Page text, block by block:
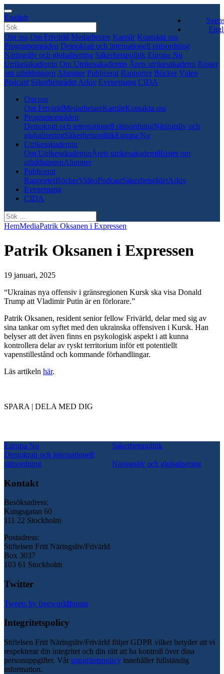
English
Om oss Om Frivärld Medarbetare Karriär Kontakta oss
Programområden Demokrati och internationell rättsordning
Näringsliv och globalisering Säkerhetspolitik Europa Nu
Utrikesakademin Om Utrikesakademin Årets utrikesakademi Röster
om utbildningen Alumner Publicerat Rapporter Böcker Video
Podcast Säkerhetsrådet Arkiv Evenemang CIDA
Om oss
Om FrivärldMedarbetareKarriärKontakta oss
Programområden
Demokrati och internationell rättsordningNäringsliv och
globaliseringSäkerhetspolitikEuropa Nu
Utrikesakademin
Om UtrikesakademinÅrets utrikesakademiRöster om
utbildningenAlumner
Publicerat
RapporterBöckerVideoPodcastSäkerhetsrådetArkiv
Evenemang
CIDA
HemMediaPatrik Oksanen i Expressen
Patrik Oksanen i Expressen
19 januari, 2025
“Ukrainas nya offensiv i gränsregionen Kursk ska visa Donald
Trump att Vladimir Putin är en förlorare.”
Patrik Oksanen, resident senior fellow Frivärld, delar med sig av
sina tankar om syftet med den ukrainska offensiven i Kursk. Han
belyser att det även finns en psykologisk aspekt i att kunna
kontrollera delar av ryskt territorium inför ett potentiellt
vapenstillestånd och kommande förhandlingar.
Läs artikeln här.
SPARA | DELA MED DIG
Europa Nu
Säkerhetspolitik
Demokrati och internationell
rättsordning
Näringsliv och globalisering
Kontakt
Besöksadress:
Kungsgatan 60
111 22 Stockholm
Postadress:
Stiftelsen Fritt Näringsliv/Frivärld
Box 3037
103 61 Stockholm
Twitter
Tweets by freeworldforum
Integritetspolicy
Stiftelsen Fritt Näringsliv/Frivärld följer GDPR vilket betyder att vi
respekterar din integritet och din rätt att ha kontroll över dina
personuppgifter. Vår integritetspolicy innehåller fullständig
information.